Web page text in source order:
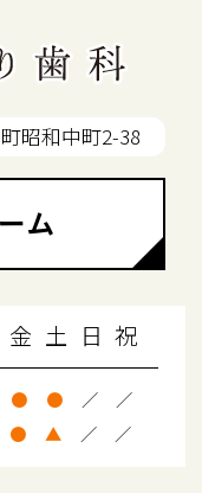
昭和中町2-38
ム
金 土 日 祝
● ● ／ ／
● ▲ ／ ／